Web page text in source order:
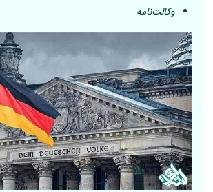
وکالت‌نامه